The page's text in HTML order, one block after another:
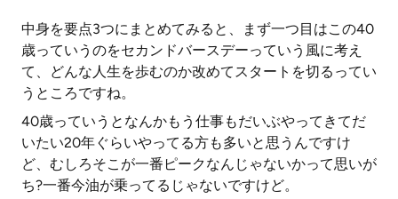
中身を要点3つにまとめてみると、まず一つ目はこの40
歳っていうのをセカンドバースデーっていう風に考え
て、どんな人生を歩むのか改めてスタートを切るってい
うところですね。
40歳っていうとなんかもう仕事もだいぶやってきてだ
いたい20年ぐらいやってる方も多いと思うんですけ
ど、むしろそこが一番ピークなんじゃないかって思いが
ち?一番今油が乗ってるじゃないですけど。